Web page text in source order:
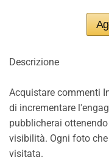
Descrizione
Acquistare commenti
di incrementare
pubblicherai
visibilità. Ogni foto
visitata.